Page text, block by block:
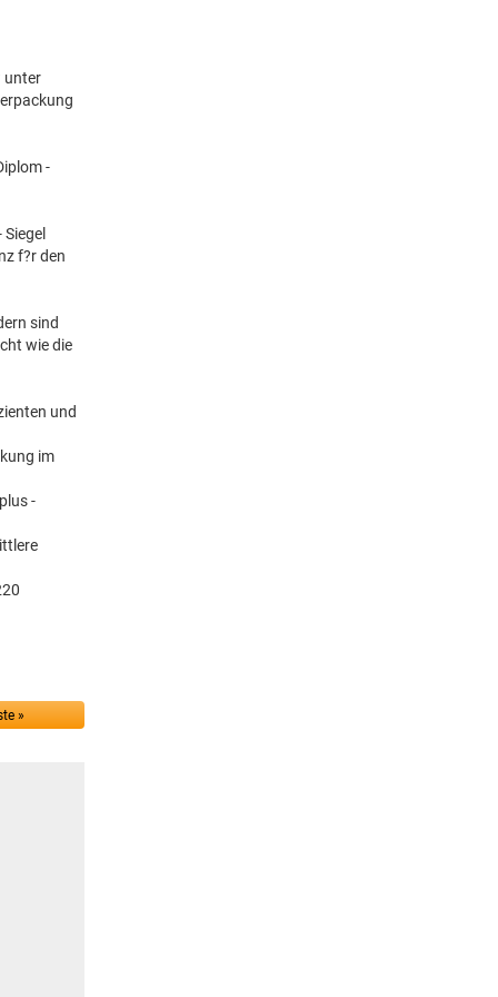
unter
-
f?r den
sind
wie die
und
im
-
»